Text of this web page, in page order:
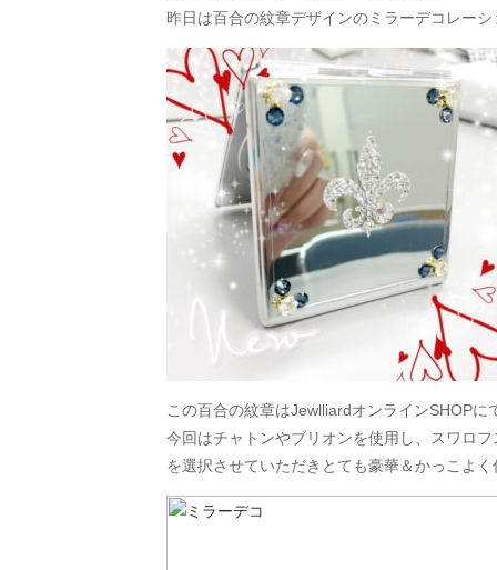
昨日は百合の紋章デザインのミラーデコレー
この百合の紋章はJewlliardオンラインSHOP
今回はチャトンやブリオンを使用し、スワロ
を選択させていただきとても豪華＆かっこよ